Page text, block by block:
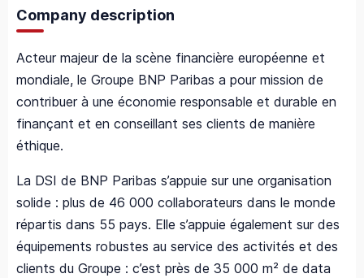
Company description
Acteur majeur de la scène financière européenne et
mondiale, le Groupe BNP Paribas a pour mission de
contribuer à une économie responsable et durable en
finançant et en conseillant ses clients de manière
éthique.
La DSI de BNP Paribas s’appuie sur une organisation
solide : plus de 46 000 collaborateurs dans le monde
répartis dans 55 pays. Elle s’appuie également sur des
équipements robustes au service des activités et des
clients du Groupe : c’est près de 35 000 m² de data